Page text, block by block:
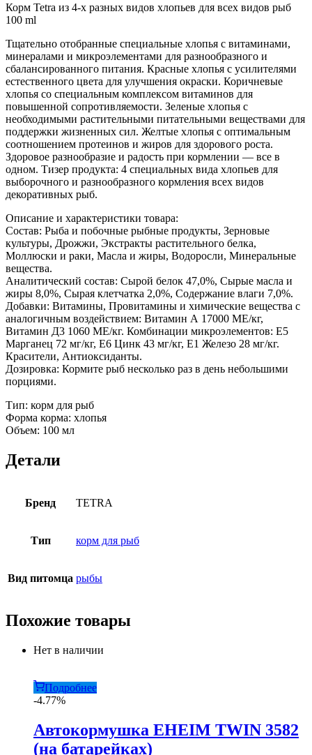
Корм Tetra из 4-х разных видов хлопьев для всех видов рыб
100 ml
Тщательно отобранные специальные хлопья с витаминами,
минералами и микроэлементами для разнообразного и
сбалансированного питания. Красные хлопья с усилителями
естественного цвета для улучшения окраски. Коричневые
хлопья со специальным комплексом витаминов для
повышенной сопротивляемости. Зеленые хлопья с
необходимыми растительными питательными веществами для
поддержки жизненных сил. Желтые хлопья с оптимальным
соотношением протеинов и жиров для здорового роста.
Здоровое разнообразие и радость при кормлении — все в
одном. Тизер продукта: 4 специальных вида хлопьев для
выборочного и разнообразного кормления всех видов
декоративных рыб.
Описание и характеристики товара:
Состав: Рыба и побочные рыбные продукты, Зерновые
культуры, Дрожжи, Экстракты растительного белка,
Моллюски и раки, Масла и жиры, Водоросли, Минеральные
вещества.
Аналитический состав: Сырой белок 47,0%, Сырые масла и
жиры 8,0%, Сырая клетчатка 2,0%, Содержание влаги 7,0%.
Добавки: Витамины, Провитамины и химические вещества с
аналогичным воздействием: Витамин А 17000 МЕ/кг,
Витамин Д3 1060 МЕ/кг. Комбинации микроэлементов: Е5
Марганец 72 мг/кг, Е6 Цинк 43 мг/кг, Е1 Железо 28 мг/кг.
Красители, Антиоксиданты.
Дозировка: Кормите рыб несколько раз в день небольшими
порциями.
Тип: корм для рыб
Форма корма: хлопья
Объем: 100 мл
Детали
Бренд TETRA
Тип корм для рыб
Вид питомца рыбы
Похожие товары
Нет в наличии
Подробнее
-4.77%
Автокормушка EHEIM TWIN 3582
(на батарейках)